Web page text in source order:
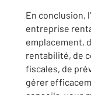
En conclusion,
entreprise
emplacement,
rentabilité, de
fiscales, de
gérer